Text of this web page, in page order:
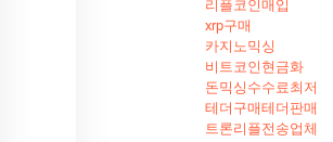
리플코인매입
xrp구매
카지노믹싱
비트코인현금화
돈믹싱수수료최저
테더구매테더판매
트론리플전송업체